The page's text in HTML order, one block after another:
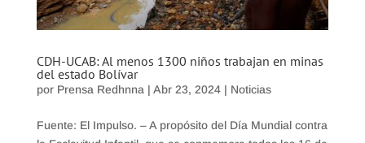
CDH-UCAB: Al menos 1300 niños trabajan en minas
del estado Bolívar
por Prensa Redhnna | Abr 23, 2024| Noticias
Fuente: El Impulso. – A propósito del Día Mundial contra